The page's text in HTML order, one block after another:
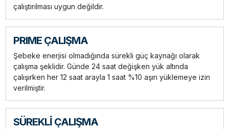
çalıştırılması uygun değildir.
PRIME ÇALIŞMA
Şebeke enerjisi olmadığında sürekli güç kaynağı olarak
çalışma şeklidir. Günde 24 saat değişken yük altında
çalışırken her 12 saat arayla 1 saat %10 aşırı yüklemeye izin
verilmiştir.
SÜREKLİ ÇALIŞMA